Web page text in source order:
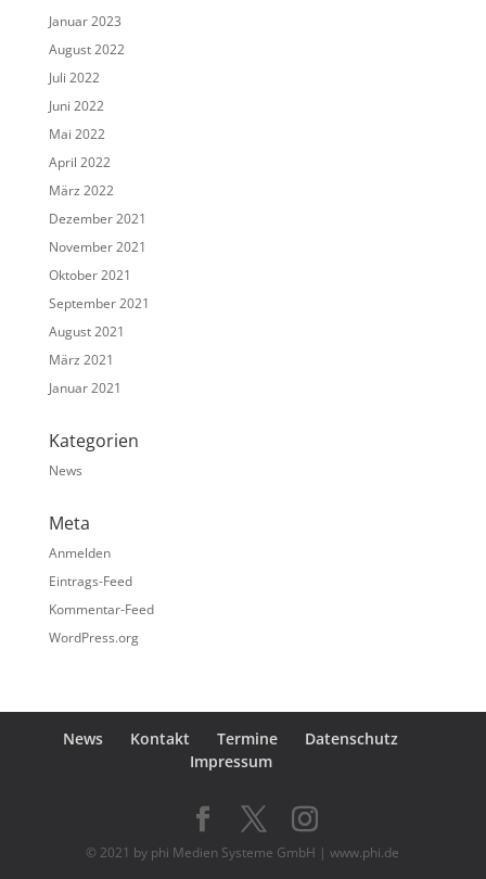
Januar 2023
August 2022
Juli 2022
Juni 2022
Mai 2022
April 2022
März 2022
Dezember 2021
November 2021
Oktober 2021
September 2021
August 2021
März 2021
Januar 2021
Kategorien
News
Meta
Anmelden
Eintrags-Feed
Kommentar-Feed
WordPress.org
News Kontakt Termine
Datenschutz
Impressum
© 2021 by phi Medien Systeme GmbH | www.phi.de